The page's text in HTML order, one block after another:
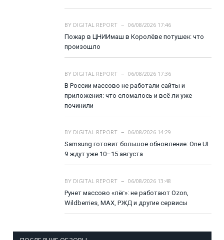
BY DIGITAL REPORT
06/08/2026 17:46
Пожар в ЦНИИмаш в Королёве потушен: что
произошло
BY DIGITAL REPORT
06/08/2026 17:36
В России массово не работали сайты и
приложения: что сломалось и всё ли уже
починили
BY DIGITAL REPORT
06/08/2026 14:29
Samsung готовит большое обновление: One UI
9 ждут уже 10–15 августа
BY DIGITAL REPORT
06/08/2026 13:48
Рунет массово «лёг»: не работают Ozon,
Wildberries, MAX, РЖД и другие сервисы